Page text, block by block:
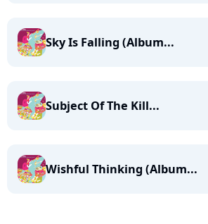
Sky Is Falling (Album...
Subject Of The Kill...
Wishful Thinking (Album...